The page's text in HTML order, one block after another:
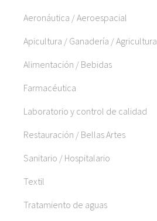
Aeronáutica / Aeroespacial
Apicultura / Ganadería / Agricultura
Alimentación / Bebidas
Farmacéutica
Laboratorio y control de calidad
Restauración / Bellas Artes
Sanitario / Hospitalario
Textil
Tratamiento de aguas